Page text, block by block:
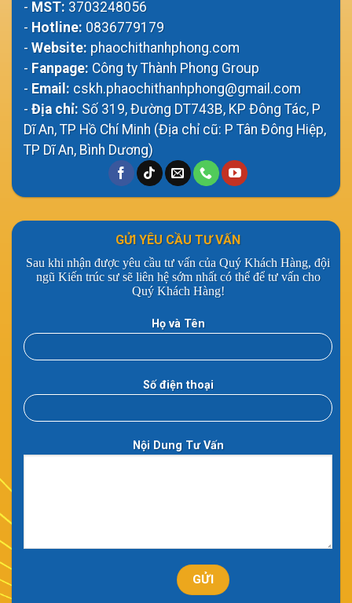
- MST: 3703248056
- Hotline: 0836779179
- Website: phaochithanhphong.com
- Fanpage: Công ty Thành Phong Group
- Email: cskh.phaochithanhphong@gmail.com
- Địa chỉ: Số 319, Đường DT743B, KP Đông Tác, P
Dĩ An, TP Hồ Chí Minh (Địa chỉ cũ: P Tân Đông Hiệp,
TP Dĩ An, Bình Dương)
GỬI YÊU CẦU TƯ VẤN
Sau khi nhận được yêu cầu tư vấn của Quý Khách Hàng, đội
ngũ Kiến trúc sư sẽ liên hệ sớm nhất có thể để tư vấn cho
Quý Khách Hàng!
Họ và Tên
Số điện thoại
Nội Dung Tư Vấn